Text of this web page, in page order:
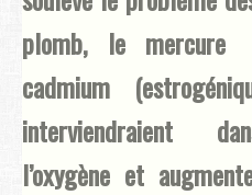
plomb, le
cadmium
interviendraient
l’oxygène et